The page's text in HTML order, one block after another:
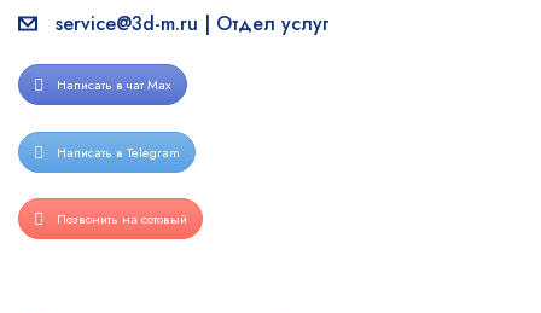
service@3d-m.ru | Отдел услуг
Написать в чат Max
Написать в Telegram
Позвонить на сотовый